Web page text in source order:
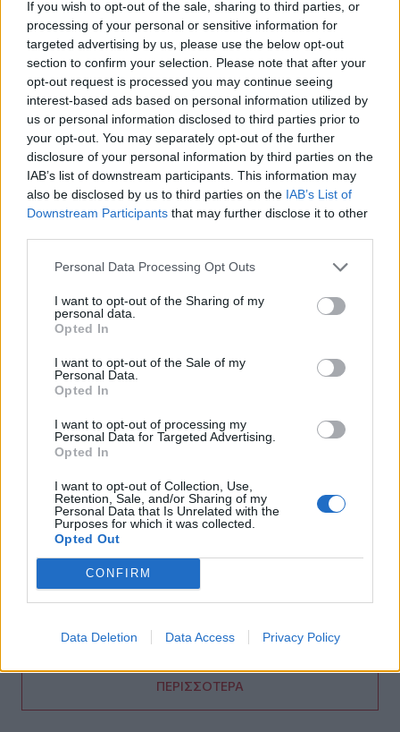
If you wish to opt-out of the sale, sharing to third parties, or
processing of your personal or sensitive information for
targeted advertising by us, please use the below opt-out
section to confirm your selection. Please note that after your
opt-out request is processed you may continue seeing
interest-based ads based on personal information utilized by
us or personal information disclosed to third parties prior to
your opt-out. You may separately opt-out of the further
disclosure of your personal information by third parties on the
IAB’s list of downstream participants. This information may
also be disclosed by us to third parties on the IAB’s List of
Downstream Participants that may further disclose it to other
Personal Data Processing Opt Outs
I want to opt-out of the Sharing of my
personal data.
Opted In
I want to opt-out of the Sale of my
Personal Data.
Opted In
I want to opt-out of processing my
Personal Data for Targeted Advertising.
Opted In
I want to opt-out of Collection, Use,
Retention, Sale, and/or Sharing of my
Personal Data that Is Unrelated with the
Purposes for which it was collected.
Opted Out
CONFIRM
Data Deletion Data Access Privacy Policy
Τουρνάς: Σε επιφυλακή ο κρατικός μηχανισμός
12:27
Μήλος: Ελικόπτερο… προσγειώθηκε στο Σαρακήνικο για
να κάνουν μπάνιο οι επιβάτες του - Δείτε βίντεο
12:15
Κίσσαμος: 32χρονος κατηγορείται για πέντε κλοπές από
επιχειρήσεις
12:14
Τραγωδία στα Μάλια: 64χρονος ανασύρθηκε νεκρός από
τη θάλασσα
Σορός 57χρονης στον Λυκαβηττό: Τι εξετάζουν οι αρχές
για τη μοιραία πτώση
Ηράκλειο: Σοβαρή βλάβη στη γεώτρηση των Βασιλειών –
Ρεκόρ υψηλής θερμοκρασίας 36,9°C σημειώθηκε στο
11:40
τροφικές δηλητηριάσεις
ΠΕΡΙΣΣΟΤΕΡΑ